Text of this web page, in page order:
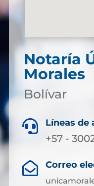
Notaría
Morales
Bolívar
 Líneas de
+57 -
 Correo